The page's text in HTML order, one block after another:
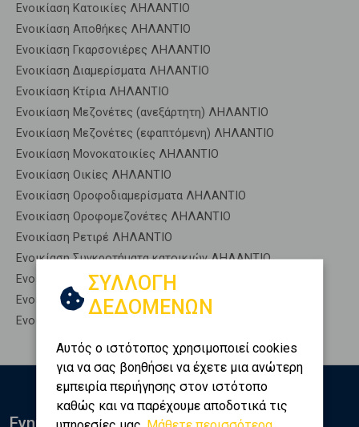
Ενοικίαση Κατοικίες ΛΗΛΑΝΤΙΟ
Ενοικίαση Αποθήκες ΛΗΛΑΝΤΙΟ
Ενοικίαση Γκαρσονιέρες ΛΗΛΑΝΤΙΟ
Ενοικίαση Διαμερίσματα ΛΗΛΑΝΤΙΟ
Ενοικίαση Κτίρια ΛΗΛΑΝΤΙΟ
Ενοικίαση Μεζονέτες (ανεξάρτητη) ΛΗΛΑΝΤΙΟ
Ενοικίαση Μεζονέτες (εφαπτόμενη) ΛΗΛΑΝΤΙΟ
Ενοικίαση Μονοκατοικίες ΛΗΛΑΝΤΙΟ
Ενοικίαση Οικίες ΛΗΛΑΝΤΙΟ
Ενοικίαση Οροφοδιαμερίσματα ΛΗΛΑΝΤΙΟ
Ενοικίαση Οροφομεζονέτες ΛΗΛΑΝΤΙΟ
Ενοικίαση Ρετιρέ ΛΗΛΑΝΤΙΟ
Ενοικίαση Συγκροτήματα κατοικιών ΛΗΛΑΝΤΙΟ
Ενοικίαση Υπόγεια ΛΗΛΑΝΤΙΟ
Ενοικίαση Υπόσκαφα ΛΗΛΑΝΤΙΟ
Ενοικίαση Υπολ. υψουν ΛΗΛΑΝΤΙΟ
ΣΥΛΛΟΓΗ
ΔΕΔΟΜΕΝΩΝ
Αυτός ο ιστότοπος χρησιμοποιεί cookies
για να σας βοηθήσει να έχετε μια ανώτερη
εμπειρία περιήγησης στον ιστότοπο
καθώς και να παρέχουμε αποδοτικά τις
Ενημερωθείτε